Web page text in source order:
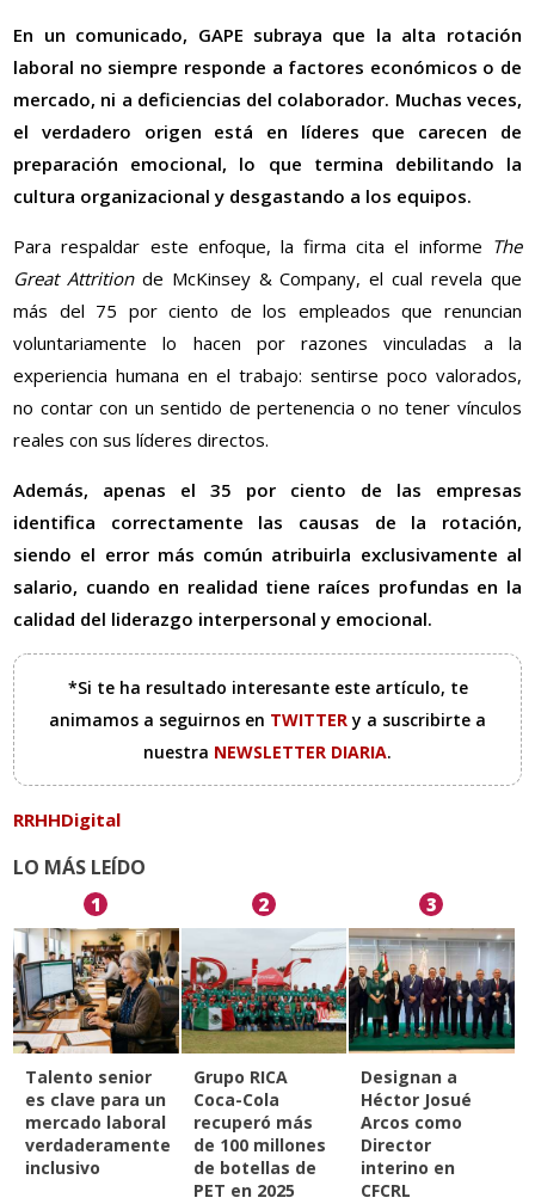
En un comunicado, GAPE subraya que la alta rotación
laboral no siempre responde a factores económicos o de
mercado, ni a deficiencias del colaborador. Muchas veces,
el verdadero origen está en líderes que carecen de
preparación emocional, lo que termina debilitando la
cultura organizacional y desgastando a los equipos.
Para respaldar este enfoque, la firma cita el informe The
Great Attritionde McKinsey & Company, el cual revela que
más del 75 por ciento de los empleados que renuncian
voluntariamente lo hacen por razones vinculadas a la
experiencia humana en el trabajo: sentirse poco valorados,
no contar con un sentido de pertenencia o no tener vínculos
reales con sus líderes directos.
Además, apenas el 35 por ciento de las empresas
identifica correctamente las causas de la rotación,
siendo el error más común atribuirla exclusivamente al
salario, cuando en realidad tiene raíces profundas en la
calidad del liderazgo interpersonal y emocional.
*Si te ha resultado interesante este artículo, te
animamos a seguirnos en TWITTERy a suscribirte a
nuestra NEWSLETTER DIARIA.
RRHHDigital
LO MÁS LEÍDO
1
Talento senior
es clave para un
mercado laboral
verdaderamente
inclusivo
2
Grupo RICA
Coca-Cola
recuperó más
de 100 millones
de botellas de
PET en 2025
3
Designan a
Héctor Josué
Arcos como
Director
interino en
CFCRL